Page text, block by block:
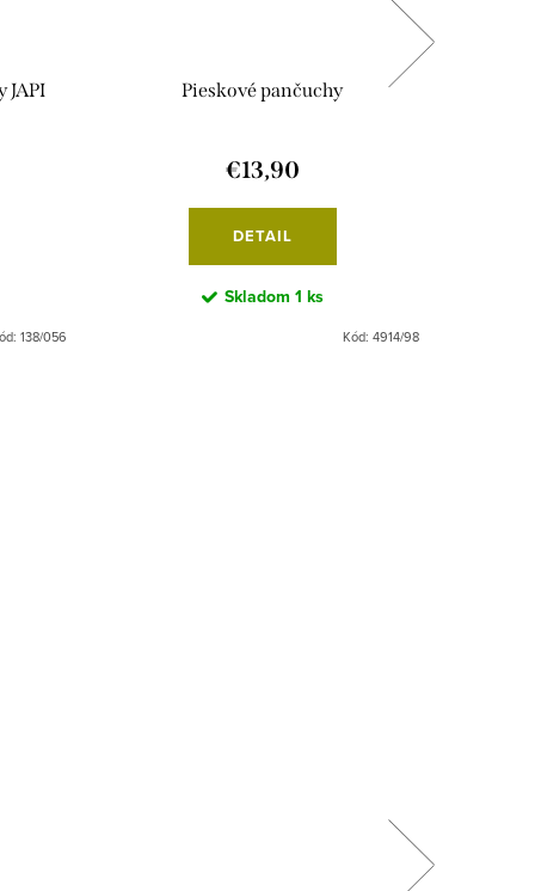
JAPI
138/056
Pieskové pančuchy
€13,90
DETAIL
Skladom 1 ks
Kód: 4914/98